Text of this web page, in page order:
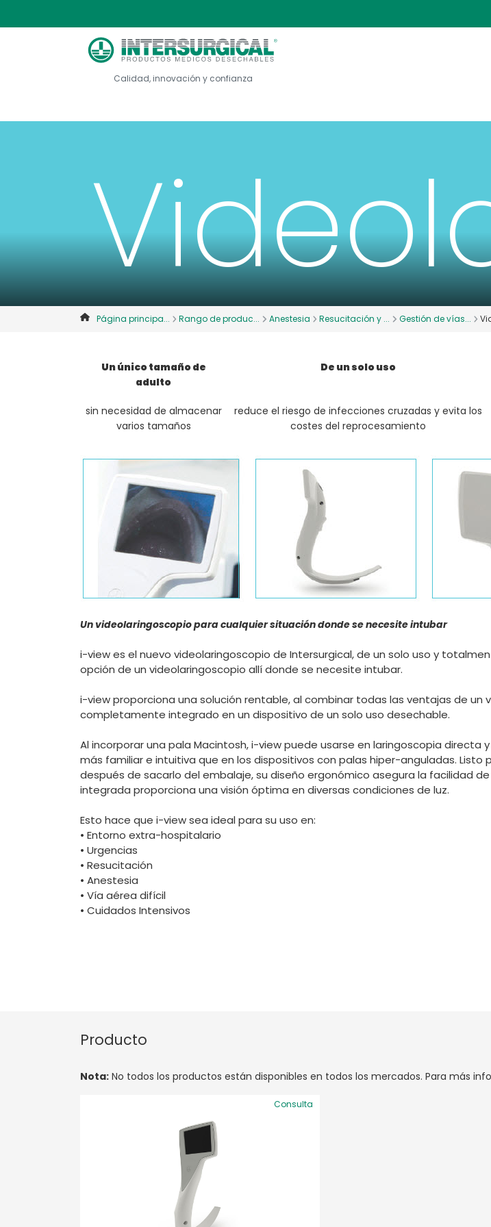
Calidad, innovación y confianza
Página principa... Rango de produc... Anestesia Resucitación y ... Gestión de vías...
Un único tamaño de
adulto
De un solo uso
sin necesidad de almacenar
varios tamaños
reduce el riesgo de infecciones cruzadas y evita los
costes del reprocesamiento
Un videolaringoscopio para cualquier situación donde se necesite intubar
i-view es el nuevo videolaringoscopio de Intersurgical, de un solo uso y
opción de un videolaringoscopio allí donde se necesite intubar.
i-view proporciona una solución rentable, al combinar todas las ventajas de un
completamente integrado en un dispositivo de un solo uso desechable.
Al incorporar una pala Macintosh, i-view puede usarse en laringoscopia directa
más familiar e intuitiva que en los dispositivos con palas hiper-anguladas. Listo
después de sacarlo del embalaje, su diseño ergonómico asegura la facilidad de
integrada proporciona una visión óptima en diversas condiciones de luz.
Esto hace que i-view sea ideal para su uso en:
• Entorno extra-hospitalario
• Urgencias
• Resucitación
• Anestesia
• Vía aérea difícil
• Cuidados Intensivos
Producto
Nota: No todos los productos están disponibles en todos los mercados. Para más
Consulta